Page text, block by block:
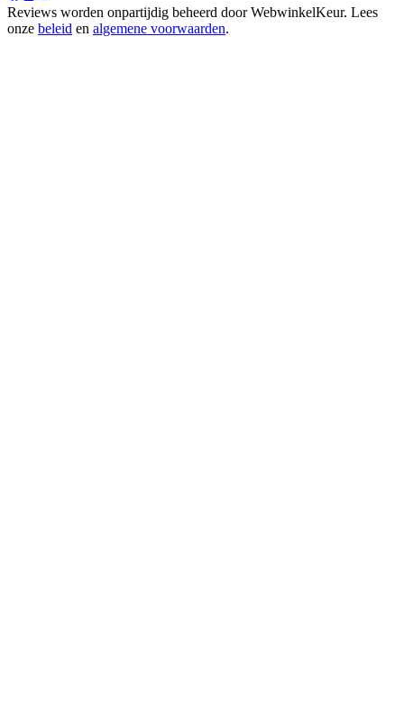
Reviews worden onpartijdig beheerd doorWebwinkelKeur. Lees
onze beleid en algemene voorwaarden.